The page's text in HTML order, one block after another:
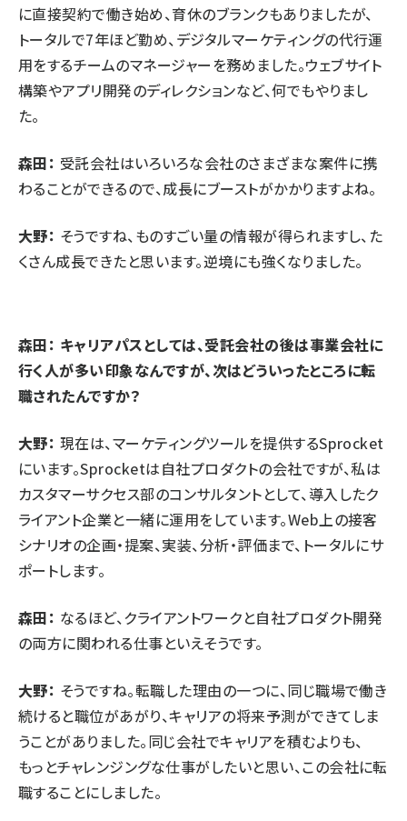
に直接契約で働き始め、育休のブランクもありましたが、
トータルで7年ほど勤め、デジタルマーケティングの代行運
用をするチームのマネージャーを務めました。ウェブサイト
構築やアプリ開発のディレクションなど、何でもやりまし
た。
森田： 受託会社はいろいろな会社のさまざまな案件に携
わることができるので、成長にブーストがかかりますよね。
大野： そうですね、ものすごい量の情報が得られますし、た
くさん成長できたと思います。逆境にも強くなりました。
森田： キャリアパスとしては、受託会社の後は事業会社に
行く人が多い印象なんですが、次はどういったところに転
職されたんですか？
大野： 現在は、マーケティングツールを提供するSprocket
にいます。Sprocketは自社プロダクトの会社ですが、私は
カスタマーサクセス部のコンサルタントとして、導入したク
ライアント企業と一緒に運用をしています。Web上の接客
シナリオの企画・提案、実装、分析・評価まで、トータルにサ
ポートします。
森田： なるほど、クライアントワークと自社プロダクト開発
の両方に関われる仕事といえそうです。
大野： そうですね。転職した理由の一つに、同じ職場で働き
続けると職位があがり、キャリアの将来予測ができてしま
うことがありました。同じ会社でキャリアを積むよりも、
もっとチャレンジングな仕事がしたいと思い、この会社に転
職することにしました。